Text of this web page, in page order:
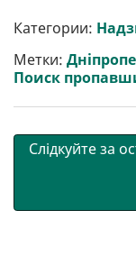
р
и
и
b
o
k
t
e
Категории:
Метки:
Поиск
Слідкуйте за